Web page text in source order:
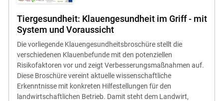
Tiergesundheit: Klauengesundheit im Griff - mit
System und Voraussicht
Die vorliegende Klauengesundheitsbroschüre stellt die
verschiedenen Klauenbefunde mit den potenziellen
Risikofaktoren vor und zeigt Verbesserungsmaßnahmen auf.
Diese Broschüre vereint aktuelle wissenschaftliche
Erkenntnisse mit konkreten Hilfestellungen für den
landwirtschaftlichen Betrieb. Damit steht dem Landwirt,